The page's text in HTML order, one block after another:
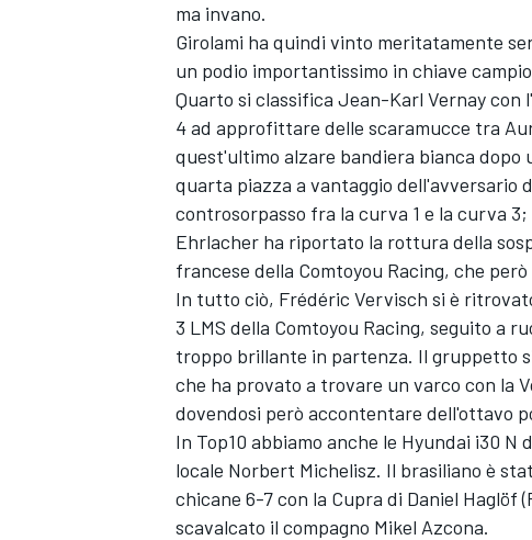
ma invano.
Girolami ha quindi vinto meritatamente
un podio importantissimo in chiave
Quarto si classifica Jean-Karl Vernay con
4 ad approfittare delle scaramucce tra
quest'ultimo alzare bandiera bianca dopo
quarta piazza a vantaggio dell'avversario
controsorpasso fra la curva 1 e la curva
Ehrlacher ha riportato la rottura della
francese della Comtoyou Racing, che
In tutto ciò, Frédéric Vervisch si è
3 LMS della Comtoyou Racing, seguito a
troppo brillante in partenza. Il gruppetto
che ha provato a trovare un varco con la
dovendosi però accontentare dell'ottavo
In Top10 abbiamo anche le Hyundai i30
locale Norbert Michelisz. Il brasiliano è
chicane 6-7 con la Cupra di Daniel Haglöf
scavalcato il compagno Mikel Azcona.